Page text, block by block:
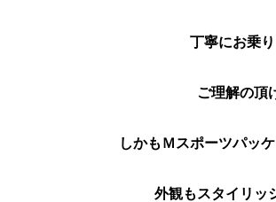
丁寧にお乗
ご理解の頂
しかもＭスポーツパッ
外観もスタイリッ